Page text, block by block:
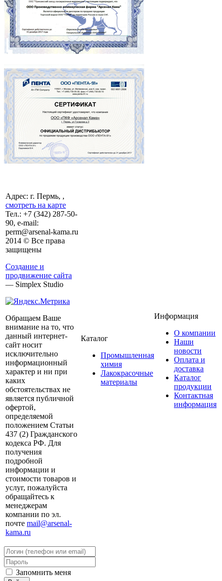
Адрес: г. Пермь, ,
смотреть на карте
Тел.: +7 (342) 287-50-
90, e-mail:
perm@arsenal-kama.ru
2014 © Все права
защищены
Создание и
продвижение сайта
— Simplex Studio
Обращаем Ваше
внимание на то, что
данный интернет-
сайт носит
исключительно
информационный
характер и ни при
каких
обстоятельствах не
является публичной
офертой,
определяемой
положением Статьи
437 (2) Гражданского
кодекса РФ. Для
получения
подробной
информации и
стоимости товаров и
услуг, пожалуйста
обращайтесь к
менеджерам
компании по эл.
почте mail@arsenal-
kama.ru
Каталог
Промышленная
химия
Лакокрасочные
материалы
Информация
О компании
Наши
новости
Оплата и
доставка
Каталог
продукции
Контактная
информация
Запомнить меня